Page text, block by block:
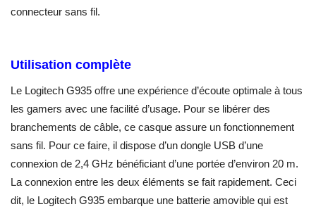
connecteur sans fil.
Utilisation complète
Le Logitech G935 offre une expérience d’écoute optimale à tous
les gamers avec une facilité d’usage. Pour se libérer des
branchements de câble, ce casque assure un fonctionnement
sans fil. Pour ce faire, il dispose d’un dongle USB d’une
connexion de 2,4 GHz bénéficiant d’une portée d’environ 20 m.
La connexion entre les deux éléments se fait rapidement. Ceci
dit, le Logitech G935 embarque une batterie amovible qui est